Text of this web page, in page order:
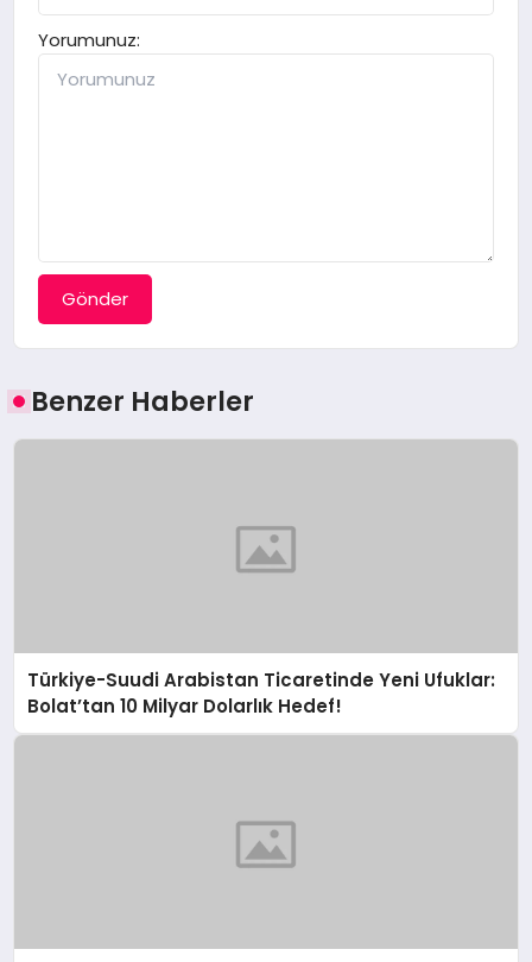
Yorumunuz:
Gönder
Benzer Haberler
Türkiye-Suudi Arabistan Ticaretinde Yeni Ufuklar:
Bolat’tan 10 Milyar Dolarlık Hedef!